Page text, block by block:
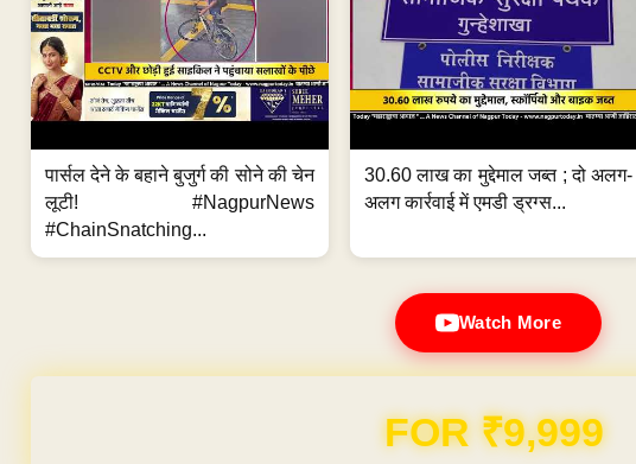
पार्सल देने के बहाने बुजुर्ग की सोने की चेन
लूटी! #NagpurNews
#ChainSnatching...
30.60 लाख का मुद्देमाल जब्त ; दो अलग-
अलग कार्रवाई में एमडी ड्रग्स...
Watch More
FOR ₹9,999